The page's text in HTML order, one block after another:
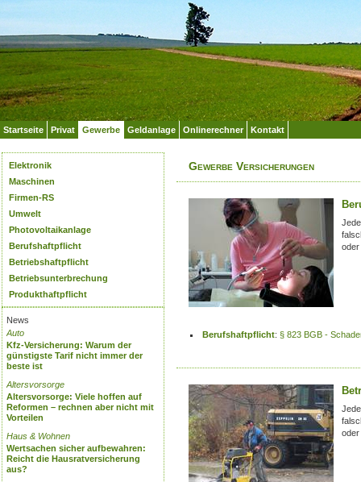
Startseite Privat Gewerbe Geldanlage Onlinerechner Kontakt
Elektronik
Maschinen
Firmen-RS
Umwelt
Photovoltaikanlage
Berufshaftpflicht
Betriebshaftpflicht
Betriebsunterbrechung
Produkthaftpflicht
News
Auto
Kfz-Versicherung: Warum der
günstigste Tarif nicht immer der
beste ist
Altersvorsorge
Altersvorsorge: Viele hoffen auf
Reformen – rechnen aber nicht mit
Vorteilen
Haus & Wohnen
Wertsachen sicher aufbewahren:
Reicht die Hausratversicherung
aus?
Gewerbe Versicherungen
oder
Berufshaftpflicht: § 823 BGB -
oder